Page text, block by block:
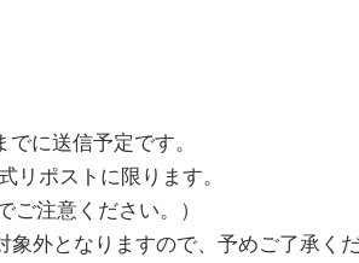
に送信予定です。
リポストに限ります。
ご注意ください。）
外となりますので、予めご了承く